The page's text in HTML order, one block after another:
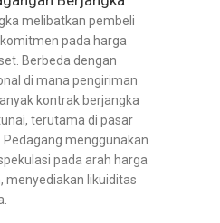
melibatkan pembeli
pada harga
Berbeda dengan
di mana pengiriman
kontrak berjangka
terutama di pasar
Pedagang menggunakan
pada arah harga
menyediakan likuiditas